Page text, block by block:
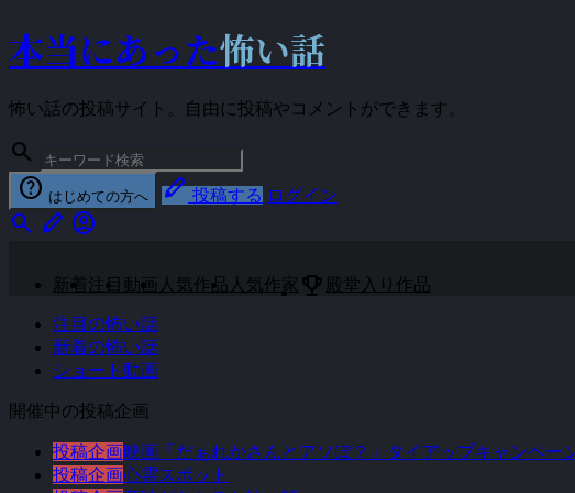
本当にあった怖い話
怖い話の投稿サイト。自由に投稿やコメントができます。
search
help はじめての方へ stylus 投稿する ログイン
search stylus account_circle
新着 注目 動画 人気作品 人気作家 emoji_events 殿堂入り作品
注目の怖い話
新着の怖い話
ショート動画
開催中の投稿企画
投稿企画映画「だぁれかさんとアソぼ？」タイアップキャンペー
投稿企画心霊スポット